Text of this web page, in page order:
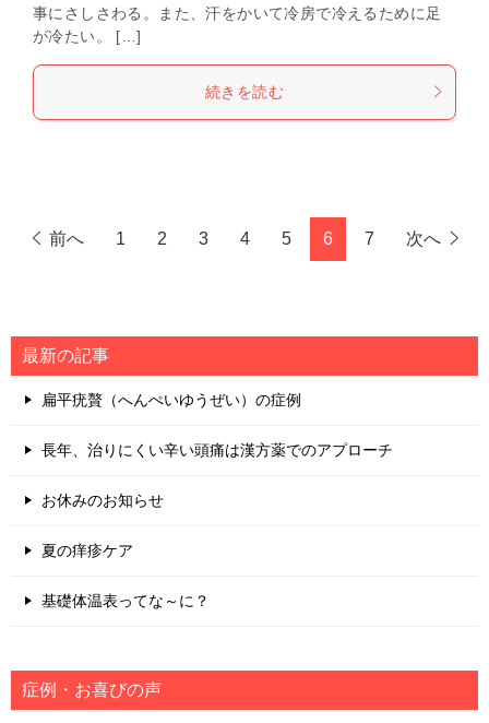
事にさしさわる。また、汗をかいて冷房で冷えるために足
が冷たい。 […]
続きを読む
前へ 1 2 3 4 5 6 7 次へ
最新の記事
扁平疣贅（へんぺいゆうぜい）の症例
長年、治りにくい辛い頭痛は漢方薬でのアプローチ
お休みのお知らせ
夏の痒疹ケア
基礎体温表ってな～に？
症例・お喜びの声